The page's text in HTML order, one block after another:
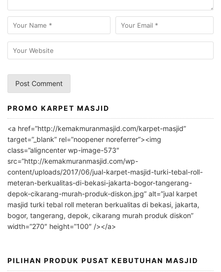
A
l
r
n
a
t
i
v
PROMO KARPET MASJID
<a href=”http://kemakmuranmasjid.com/karpet-masjid”
target=”_blank” rel=”noopener noreferrer”><img
class=”aligncenter wp-image-573″
src=”http://kemakmuranmasjid.com/wp-
content/uploads/2017/06/jual-karpet-masjid-turki-tebal-roll-
meteran-berkualitas-di-bekasi-jakarta-bogor-tangerang-
depok-cikarang-murah-produk-diskon.jpg” alt=”jual karpet
masjid turki tebal roll meteran berkualitas di bekasi, jakarta,
bogor, tangerang, depok, cikarang murah produk diskon”
width=”270″ height=”100″ /></a>
PILIHAN PRODUK PUSAT KEBUTUHAN MASJID